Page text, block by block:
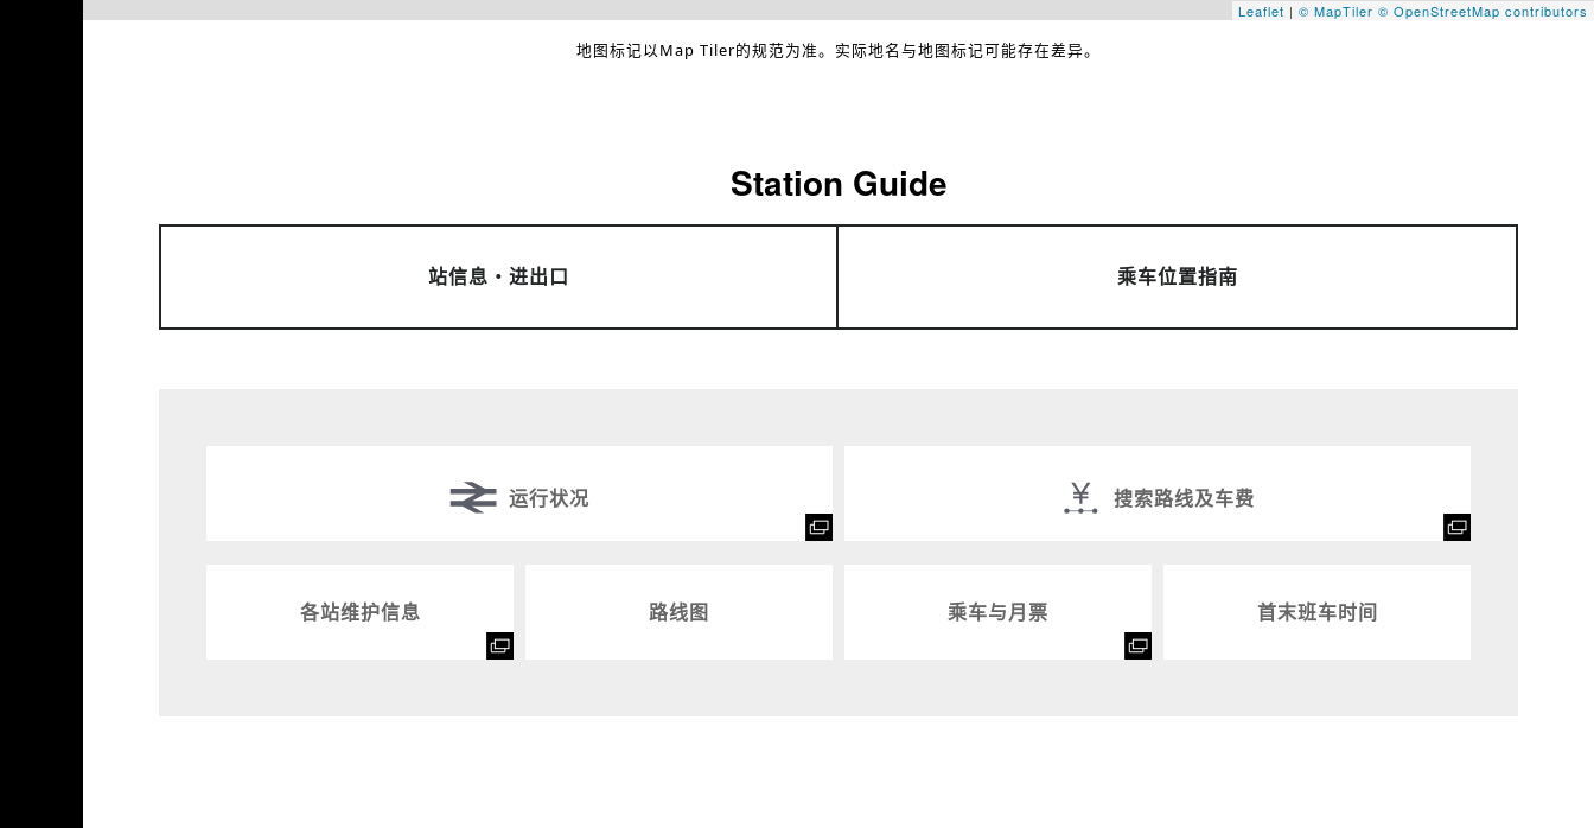
Leaflet | © MapTiler © OpenStreetMap contributors
地图标记以Map Tiler的规范为准。实际地名与地图标记可能存在差异。
Station Guide
站信息・进出口 乘车位置指南
运行状况 搜索路线及车费
各站维护信息 路线图 乘车与月票 首末班车时间